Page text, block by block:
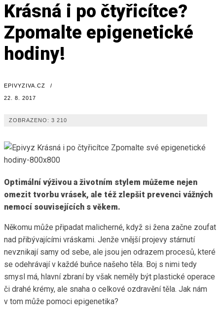
Krásná i po čtyřicítce?
Zpomalte epigenetické
hodiny!
EPIVYZIVA.CZ /
22. 8. 2017
ZOBRAZENO: 3 210
Optimální výživou a životním stylem můžeme nejen
omezit tvorbu vrásek, ale též zlepšit prevenci vážných
nemocí souvisejících s věkem.
Někomu může připadat malicherné, když si žena začne zoufat
nad přibývajícími vráskami. Jenže vnější projevy stárnutí
nevznikají samy od sebe, ale jsou jen odrazem procesů, které
se odehrávají v každé buňce našeho těla. Boj s nimi tedy
smysl má, hlavní zbraní by však neměly být plastické operace
či drahé krémy, ale snaha o celkové ozdravění těla. Jak nám
v tom může pomoci epigenetika?